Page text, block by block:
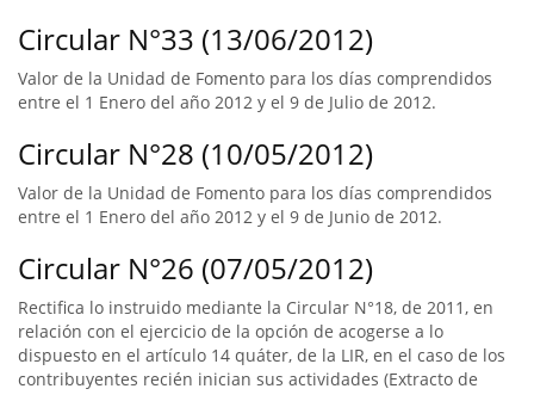
Circular N°33 (13/06/2012)
Valor de la Unidad de Fomento para los días comprendidos
entre el 1 Enero del año 2012 y el 9 de Julio de 2012.
Circular N°28 (10/05/2012)
Valor de la Unidad de Fomento para los días comprendidos
entre el 1 Enero del año 2012 y el 9 de Junio de 2012.
Circular N°26 (07/05/2012)
Rectifica lo instruido mediante la Circular N°18, de 2011, en
relación con el ejercicio de la opción de acogerse a lo
dispuesto en el artículo 14 quáter, de la LIR, en el caso de los
contribuyentes recién inician sus actividades (Extracto de